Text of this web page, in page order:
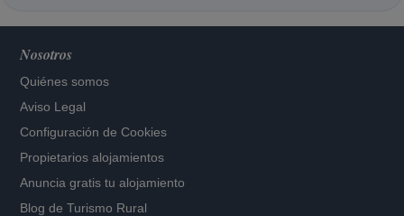
Nosotros
Quiénes somos
Aviso Legal
Configuración de Cookies
Propietarios alojamientos
Anuncia gratis tu alojamiento
Blog de Turismo Rural